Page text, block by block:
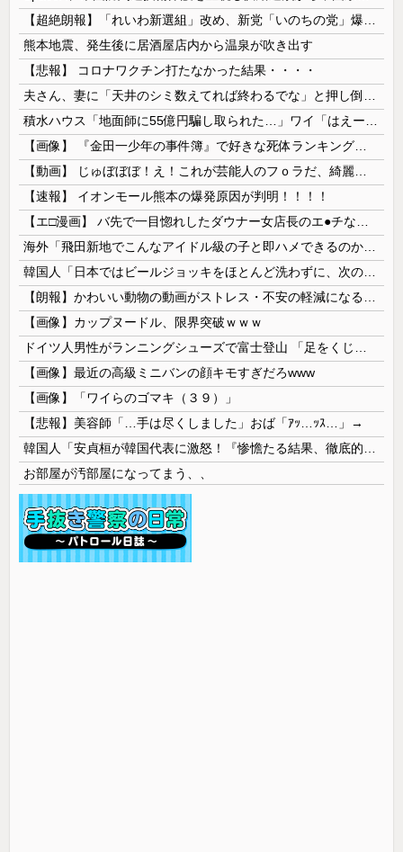
熊本地震、発生後に居酒屋店内から温泉が吹き出す
【悲報】 コロナワクチン打たなかった結果・・・・
【速報】 イオンモール熊本の爆発原因が判明！！！！
【画像】カップヌードル、限界突破ｗｗｗ
【画像】最近の高級ミニバンの顔キモすぎだろwww
【画像】「ワイらのゴマキ（３９）」
【悲報】美容師「…手は尽くしました」おば「ｱｯ…ｯｽ…」→
お部屋が汚部屋になってまう、、